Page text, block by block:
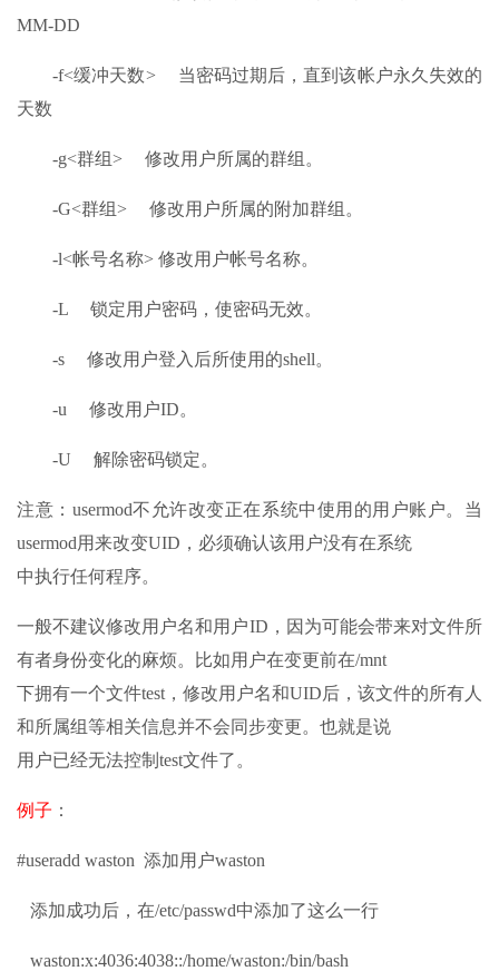
MM-DD
-f<缓冲天数> 当密码过期后，直到该帐户永久失效的
天数
-g<群组> 修改用户所属的群组。
-G<群组> 修改用户所属的附加群组。
-l<帐号名称> 修改用户帐号名称。
-L 锁定用户密码，使密码无效。
-s 修改用户登入后所使用的shell。
-u 修改用户ID。
-U 解除密码锁定。
注意：usermod不允许改变正在系统中使用的用户账户。当
usermod用来改变UID，必须确认该用户没有在系统
中执行任何程序。
一般不建议修改用户名和用户ID，因为可能会带来对文件所
有者身份变化的麻烦。比如用户在变更前在/mnt
下拥有一个文件test，修改用户名和UID后，该文件的所有人
和所属组等相关信息并不会同步变更。也就是说
用户已经无法控制test文件了。
例子 ：
#useradd waston 添加用户waston
添加成功后，在/etc/passwd中添加了这么一行
waston:x:4036:4038::/home/waston:/bin/bash